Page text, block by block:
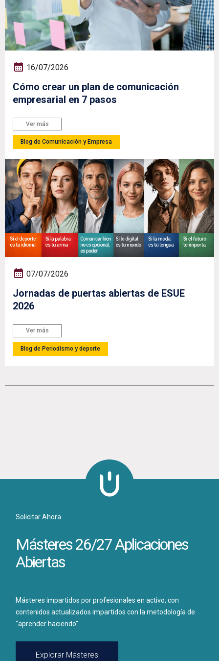
16/07/2026
Cómo crear un plan de comunicación
empresarial en 7 pasos
Ver más
Blog de Comunicación y Empresa
07/07/2026
Jornadas de puertas abiertas de ESUE
2026
Ver más
Blog de Periodismo y deporte
Solicitar Ahora
Másteres 26/27 Aplicaciones
Abiertas
Másteres impartidos por profesionales en activo, con
contenidos actualizados impartidos con la metodología de
"aprender haciendo"
Explorar Másteres